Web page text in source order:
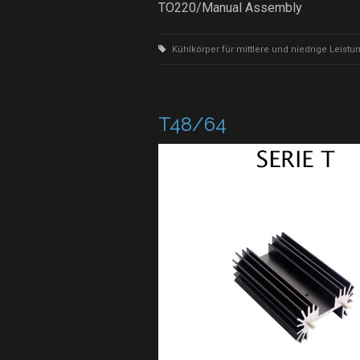
TO220/Manual Assembly
Kühlkörper für mittlere und niedrige
T48/64